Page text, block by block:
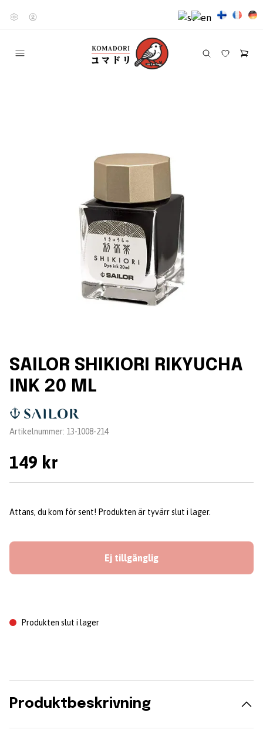
SAILOR SHIKIORI RIKYUCHA
INK 20 ML
Leverantör:
Artikelnummer: 13-1008-214
149 kr
Attans, du kom för sent! Produkten är tyvärr slut i lager.
Ej tillgänglig
Produkten slut i lager
Produktbeskrivning